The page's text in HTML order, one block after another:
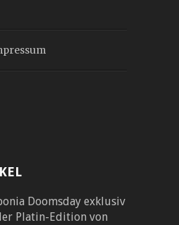
Doomsday exklusiv
Platin-Edition von